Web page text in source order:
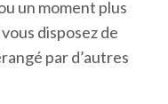
un moment plus
disposez de
par d’autres